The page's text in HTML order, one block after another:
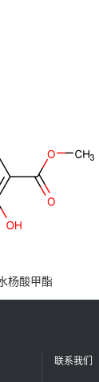
杨酸甲酯
联系我们